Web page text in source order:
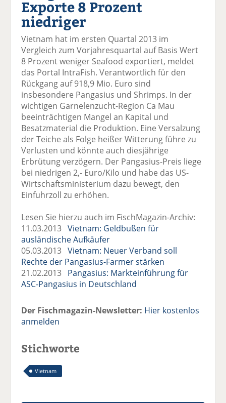
F
ac
e
b
o
k
te
il
e
n
tt
er
n
n
k
e
n
e
n
m
ai
l
er
d
e
e
Exporte 8 Prozent
niedriger
Vietnam hat im ersten Quartal 2013 im
Vergleich zum Vorjahresquartal auf Basis Wert
8 Prozent weniger Seafood exportiert, meldet
das Portal IntraFish. Verantwortlich für den
Rückgang auf 918,9 Mio. Euro sind
insbesondere Pangasius und Shrimps. In der
wichtigen Garnelenzucht-Region Ca Mau
beeinträchtigen Mangel an Kapital und
Besatzmaterial die Produktion. Eine Versalzung
der Teiche als Folge heißer Witterung führe zu
Verlusten und könnte auch diesjährige
Erbrütung verzögern. Der Pangasius-Preis liege
bei niedrigen 2,- Euro/Kilo und habe das US-
Wirtschaftsministerium dazu bewegt, den
Einfuhrzoll zu erhöhen.
Lesen Sie hierzu auch im FischMagazin-Archiv:
11.03.2013Vietnam: Geldbußen für
ausländische Aufkäufer
05.03.2013Vietnam: Neuer Verband soll
Rechte der Pangasius-Farmer stärken
21.02.2013 Pangasius: Markteinführung für
ASC-Pangasius in Deutschland
Der Fischmagazin-Newsletter: Hier kostenlos
anmelden
Stichworte
Vietnam